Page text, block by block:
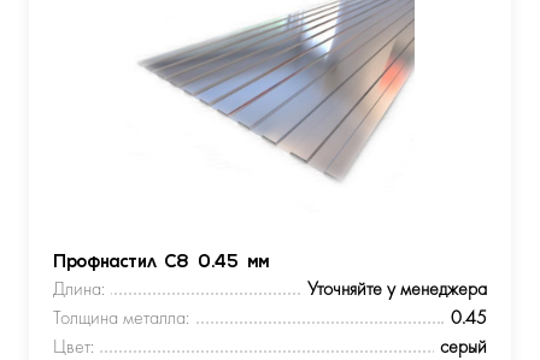
Профнастил С8 0.45 мм
Длина:
Уточняйте у менеджера
Толщина металла:
0.45
Цвет:
серый